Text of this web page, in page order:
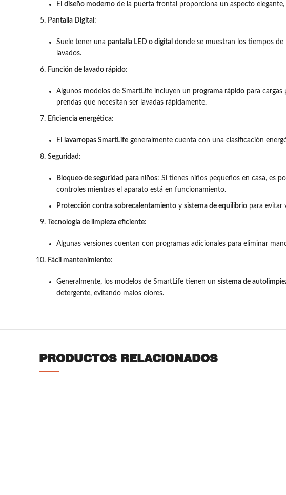
El diseño moderno de la puerta frontal proporciona un aspecto
Pantalla Digital :
Suele tener una pantalla LED o digital donde se muestran los tiempos
lavados.
Función de lavado rápido:
Algunos modelos de SmartLife incluyen un programa rápido para cargas
prendas que necesitan ser lavadas rápidamente.
Eficiencia energética:
El lavarropas SmartLife generalmente cuenta con una clasificación
Seguridad :
Bloqueo de seguridad para niños: Si tienes niños pequeños en casa, es
controles mientras el aparato está en funcionamiento.
Protección contra sobrecalentamiento y sistema de equilibrio para evitar
Tecnología de limpieza eficiente:
Algunas versiones cuentan con programas adicionales para eliminar
Fácil mantenimiento:
Generalmente, los modelos de SmartLife tienen un sistema de
detergente, evitando malos olores.
PRODUCTOS RELACIONADOS